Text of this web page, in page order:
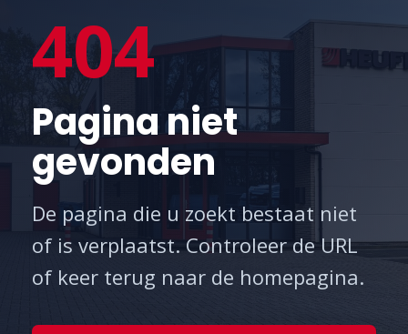
404
Pagina niet
gevonden
De pagina die u zoekt bestaat niet
of is verplaatst. Controleer de URL
of keer terug naar de homepagina.